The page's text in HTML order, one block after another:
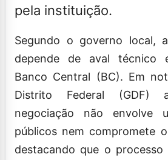
pela instituição.
Segundo o governo local,
depende de aval técnico
Banco Central (BC). Em
Distrito Federal (GDF)
negociação não envolve
públicos nem compromete
destacando que o processo